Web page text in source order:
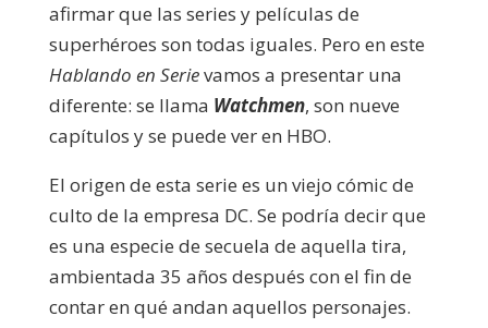
afirmar que las series y películas de
superhéroes son todas iguales. Pero en este
Hablando en Serievamos a presentar una
diferente: se llama Watchmen, son nueve
capítulos y se puede ver en HBO.
El origen de esta serie es un viejo cómic de
culto de la empresa DC. Se podría decir que
es una especie de secuela de aquella tira,
ambientada 35 años después con el fin de
contar en qué andan aquellos personajes.